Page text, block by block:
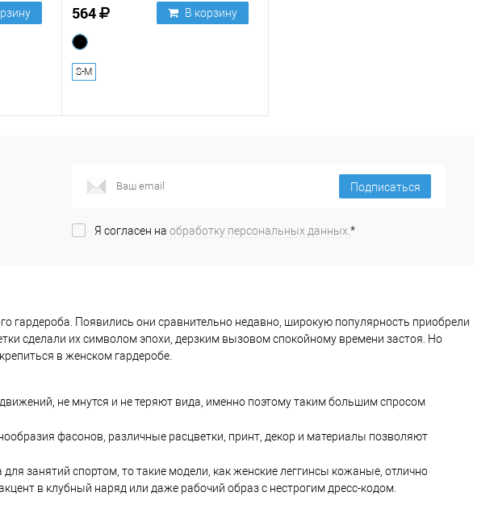
564 В корзину
S-M
Подписаться
Я согласен на обработку персональных данных. *
гардероба. Появились они сравнительно недавно, широкую популярность приобрели
сделали их символом эпохи, дерзким вызовом спокойному времени застоя. Но
в женском гардеробе.
не мнутся и не теряют вида, именно поэтому таким большим спросом
фасонов, различные расцветки, принт, декор и материалы позволяют
занятий спортом, то такие модели, как женские леггинсы кожаные, отлично
в клубный наряд или даже рабочий образ с нестрогим дресс-кодом.